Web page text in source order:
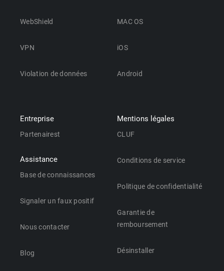
WebShield
VPN
Violation de données
MAC OS
iOS
Android
Entreprise
Partenairest
Assistance
Base de connaissances
Signaler un faux positif
Nous contacter
Blog
Mentions légales
CLUF
Conditions de service
Politique de confidentialité
Garantie de
remboursement
Désinstaller